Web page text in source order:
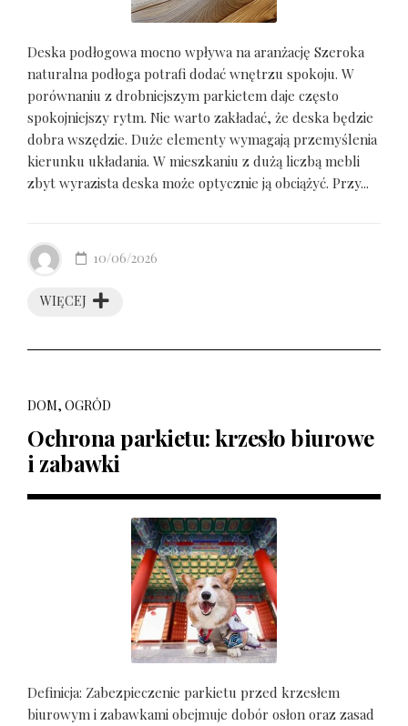
Deska podłogowa mocno wpływa na aranżację Szeroka
naturalna podłoga potrafi dodać wnętrzu spokoju. W
porównaniu z drobniejszym parkietem daje często
spokojniejszy rytm. Nie warto zakładać, że deska będzie
dobra wszędzie. Duże elementy wymagają przemyślenia
kierunku układania. W mieszkaniu z dużą liczbą mebli
zbyt wyrazista deska może optycznie ją obciążyć. Przy...
WIĘCEJ
10/06/2026
DOM, OGRÓD
Ochrona parkietu: krzesło biurowe
i zabawki
Definicja: Zabezpieczenie parkietu przed krzesłem
biurowym i zabawkami obejmuje dobór osłon oraz zasad